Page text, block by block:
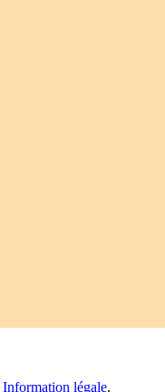
Information légale.